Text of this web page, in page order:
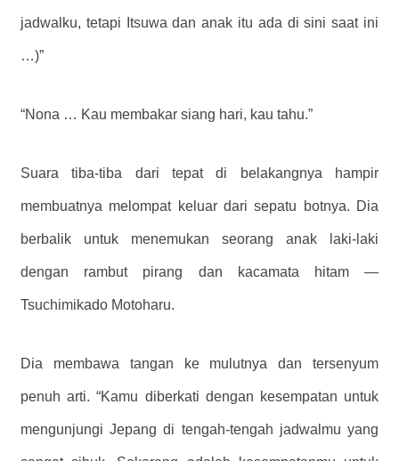
jadwalku, tetapi Itsuwa dan anak itu ada di sini saat ini
…)”
“Nona … Kau membakar siang hari, kau tahu.”
Suara tiba-tiba dari tepat di belakangnya hampir
membuatnya melompat keluar dari sepatu botnya. Dia
berbalik untuk menemukan seorang anak laki-laki
dengan rambut pirang dan kacamata hitam —
Tsuchimikado Motoharu.
Dia membawa tangan ke mulutnya dan tersenyum
penuh arti. “Kamu diberkati dengan kesempatan untuk
mengunjungi Jepang di tengah-tengah jadwalmu yang